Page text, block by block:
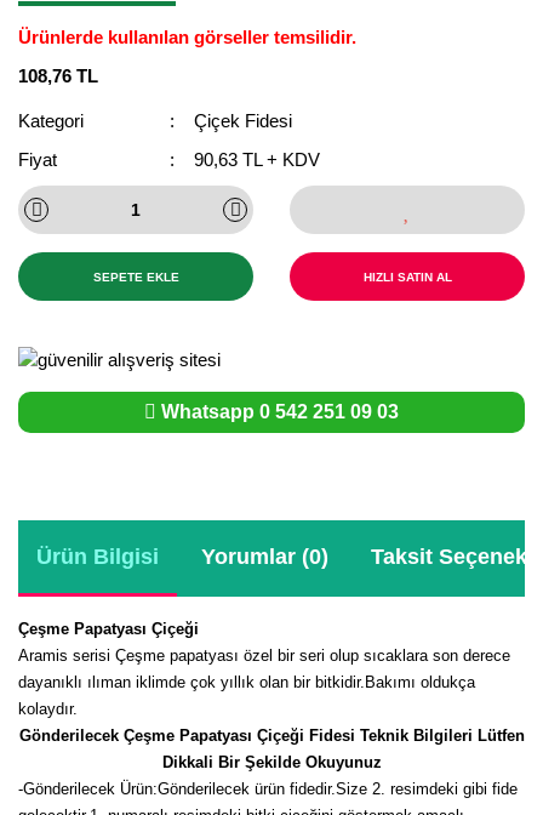
Ürünlerde kullanılan görseller temsilidir.
108,76 TL
Kategori
Çiçek Fidesi
Fiyat
90,63 TL + KDV
SEPETE EKLE HIZLI SATIN AL
Whatsapp 0 542 251 09 03
Ürün Bilgisi Yorumlar (0) Taksit
Çeşme Papatyası Çiçeği
Aramis serisi Çeşme papatyası özel bir seri olup sıcaklara son derece
dayanıklı ılıman iklimde çok yıllık olan bir bitkidir.Bakımı oldukça
kolaydır.
Gönderilecek Çeşme Papatyası Çiçeği Fidesi Teknik Bilgileri Lütfen
Dikkali Bir Şekilde Okuyunuz
-Gönderilecek Ürün:Gönderilecek ürün fidedir.Size 2. resimdeki gibi fide